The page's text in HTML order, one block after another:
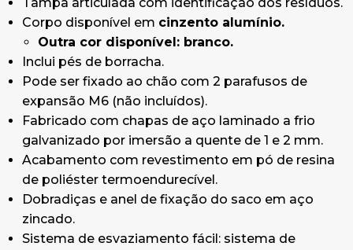
fixar o caixote do lixo ao chão.
Adequado para utilização no interior e no
exterior em condições climatéricas
normais.Para condições climatéricas
extremas, como salinidade, temperatura ou
humidade elevadas, pode ser incluído um
tratamento especial adicional. Consultar os
custos adicionais e a encomenda mínima.
Dimensões:37 x 26 x 75cm (Comprimento x
Largura x Altura)
Corpo disponível em cinzento alumínio.
Outra cor disponível: branco.
Inclui pés de borracha.
Pode ser fixado ao chão com 2 parafusos de
expansão M6 (não incluídos).
Fabricado com chapas de aço laminado a frio
galvanizado por imersão a quente de 1 e 2 mm.
Acabamento com revestimento em pó de resina
de poliéster termoendurecível.
Dobradiças e anel de fixação do saco em aço
zincado.
Sistema de esvaziamento fácil: sistema de